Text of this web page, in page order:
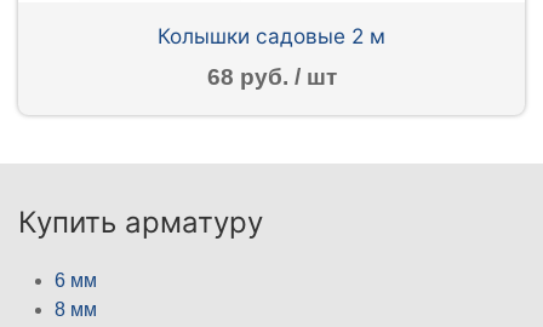
Колышки садовые 2 м
68 руб. / шт
Купить арматуру
6 мм
8 мм